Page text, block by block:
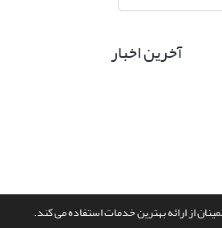
از ارائه بهترین خدمات استفاده می کند.
آخرین اخبار
و پیاده سازی ازسیناوب